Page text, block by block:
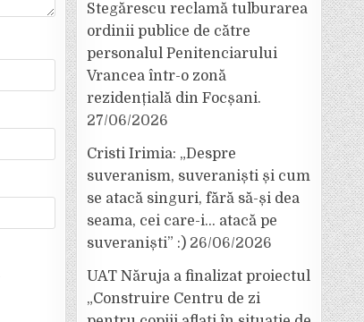
Stegărescu reclamă tulburarea
ordinii publice de către
personalul Penitenciarului
Vrancea într-o zonă
rezidențială din Focșani.
27/06/2026
Cristi Irimia: „Despre
suveranism, suveraniști și cum
se atacă singuri, fără să-și dea
seama, cei care-i… atacă pe
suveraniști” :) 26/06/2026
UAT Năruja a finalizat proiectul
„Construire Centru de zi